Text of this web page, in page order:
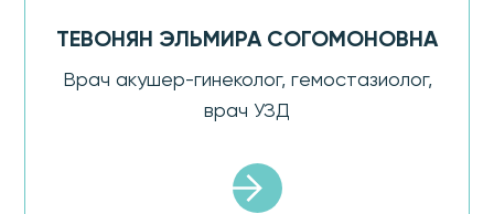
ТЕВОНЯН ЭЛЬМИРА СОГОМОНОВНА
Врач акушер-гинеколог, гемостазиолог,
врач УЗД